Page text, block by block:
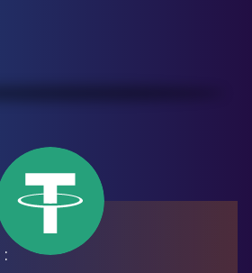
: